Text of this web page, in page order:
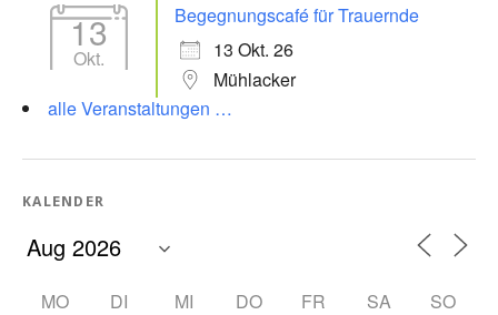
13
Okt.
Begegnungscafé für Trauernde
13 Okt. 26
Mühlacker
alle Veranstaltungen …
KALENDER
MO DI MI DO FR SA SO